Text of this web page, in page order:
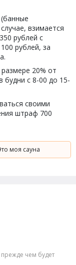
взимается
рублей с
рублей, за
20% от
будни с 8-00 до 15-
своими
штраф 700
моя сауна
чем будет